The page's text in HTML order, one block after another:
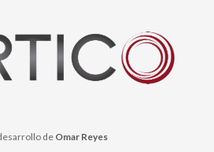
de Omar Reyes